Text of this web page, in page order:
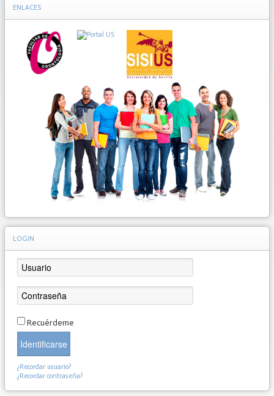
ENLACES
LOGIN
Recuérdeme
Identificarse
¿Recordar usuario?
¿Recordar contraseña?